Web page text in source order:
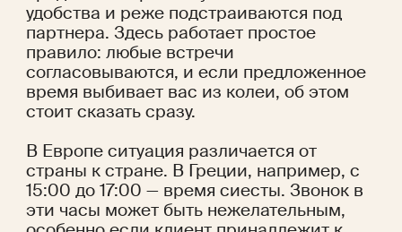
удобства и реже подстраиваются под
партнера. Здесь работает простое
правило: любые встречи
согласовываются, и если предложенное
время выбивает вас из колеи, об этом
стоит сказать сразу.
В Европе ситуация различается от
страны к стране. В Греции, например, с
15:00 до 17:00 — время сиесты. Звонок в
эти часы может быть нежелательным,